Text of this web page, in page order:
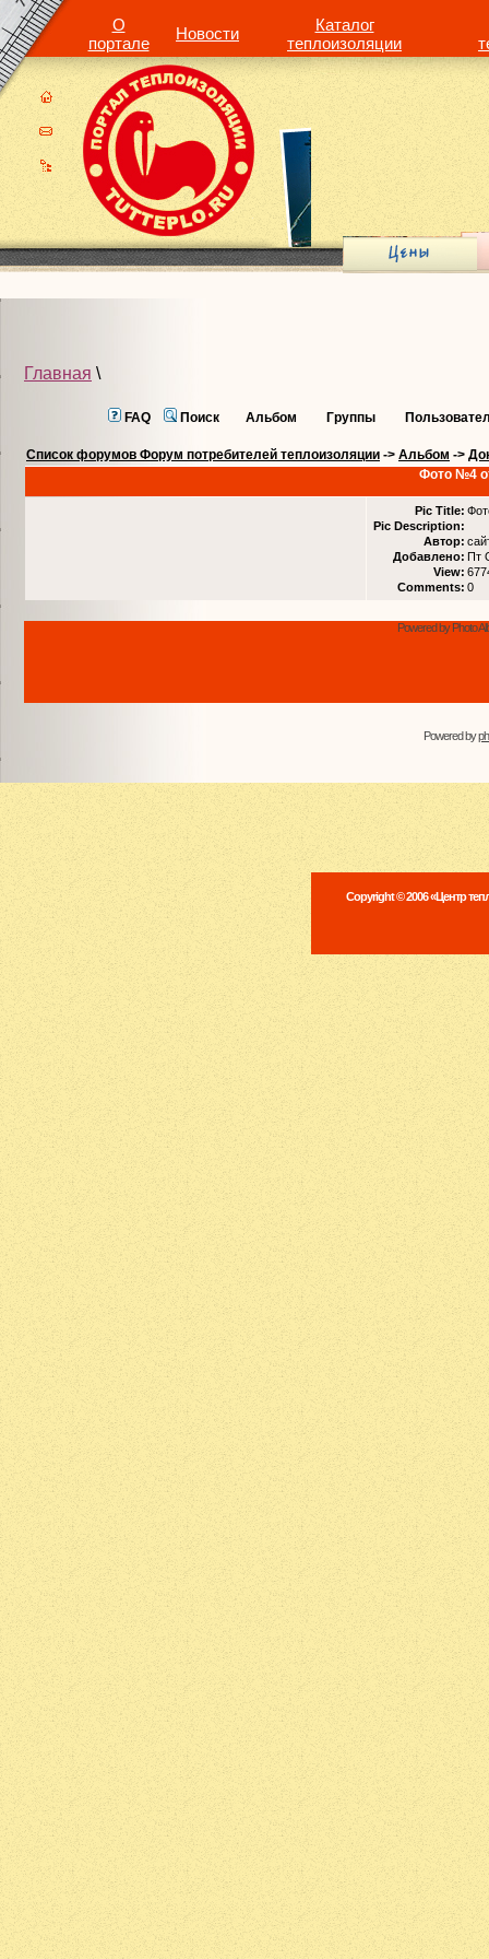
О
портале
Новости
Каталог
теплоизоляции
Главная \
FAQ Поиск Альбом Группы
Список форумов Форум потребителей теплоизоляции -> Альбом ->
Фото №4
Pic Title:
Pic Description:
Автор:
Добавлено: Пт
View:
Comments: 0
Powered by Photo
Powered by
Copyright © 2006 «Центр